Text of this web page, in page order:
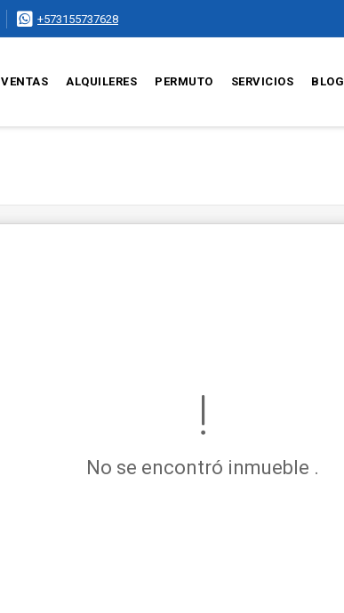
+573155737628
VENTAS ALQUILERES PERMUTO SERVICIOS BLOG
No se encontró inmueble .